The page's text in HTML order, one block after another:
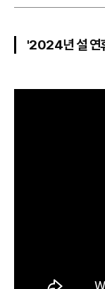
'2024년 설 연